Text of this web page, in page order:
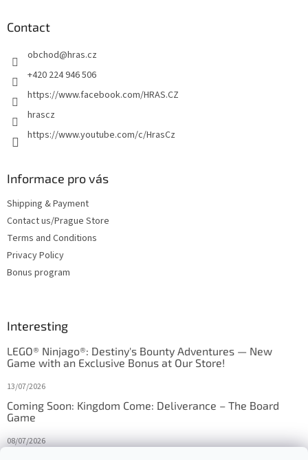
Contact
obchod@hras.cz
+420 224 946 506
https://www.facebook.com/HRAS.CZ
hrascz
https://www.youtube.com/c/HrasCz
Informace pro vás
Shipping & Payment
Contact us/Prague Store
Terms and Conditions
Privacy Policy
Bonus program
Interesting
LEGO® Ninjago®: Destiny's Bounty Adventures — New
Game with an Exclusive Bonus at Our Store!
13/07/2026
Coming Soon: Kingdom Come: Deliverance – The Board
Game
08/07/2026